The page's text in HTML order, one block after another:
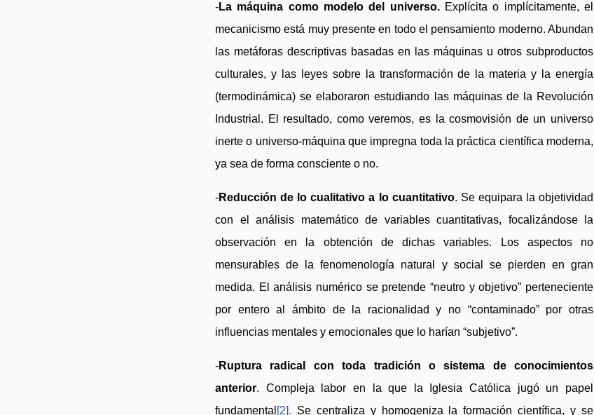
-La máquina como modelo del universo.Explícita o implícitamente, el
mecanicismo está muy presente en todo el pensamiento moderno. Abundan
las metáforas descriptivas basadas en las máquinas u otros subproductos
culturales, y las leyes sobre la transformación de la materia y la energía
(termodinámica) se elaboraron estudiando las máquinas de la Revolución
Industrial. El resultado, como veremos, es la cosmovisión de un universo
inerte o universo-máquina que impregna toda la práctica científica moderna,
ya sea de forma consciente o no.
-Reducción de lo cualitativo a lo cuantitativo. Se equipara la objetividad
con el análisis matemático de variables cuantitativas, focalizándose la
observación en la obtención de dichas variables. Los aspectos no
mensurables de la fenomenología natural y social se pierden en gran
medida. El análisis numérico se pretende “neutro y objetivo” perteneciente
por entero al ámbito de la racionalidad y no “contaminado” por otras
influencias mentales y emocionales que lo harían “subjetivo”.
-Ruptura radical con toda tradición o sistema de conocimientos
anterior. Compleja labor en la que la Iglesia Católica jugó un papel
fundamental [2]. Se centraliza y homogeniza la formación científica, y se